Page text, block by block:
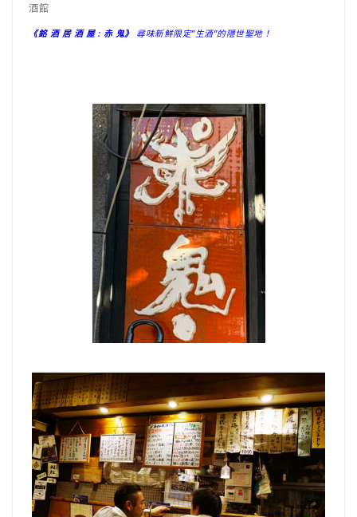
酒館
《銘 酒 居 酒 屋 : 赤 鬼》 尋味新鮮限定”生酒”的隱世聖地！